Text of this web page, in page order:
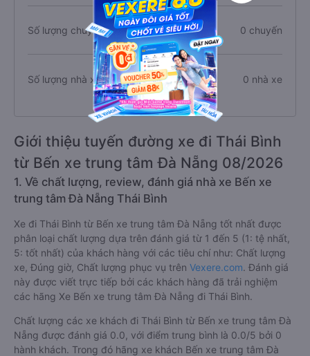
Số lượng chuyến xe 0 chuyến
Số lượng nhà xe 0 nhà xe
Giới thiệu tuyến đường xe đi Thái Bình
từ Bến xe trung tâm Đà Nẵng 08/2026
1. Về chất lượng, review, đánh giá nhà xe Bến xe
trung tâm Đà Nẵng Thái Bình
Xe đi Thái Bình từ Bến xe trung tâm Đà Nẵng tốt nhất được
phân loại chất lượng dựa trên đánh giá từ 1 đến 5 (1: tệ nhất,
5: tốt nhất) của khách hàng với các tiêu chí như: Chất lượng
xe, Đúng giờ, Chất lượng phục vụ trên Vexere.com. Đánh giá
này được viết trực tiếp bởi các khách hàng đã trải nghiệm
các hãng Xe Bến xe trung tâm Đà Nẵng đi Thái Bình.
Chất lượng các xe khách đi Thái Bình từ Bến xe trung tâm Đà
Nẵng được đánh giá 0.0, với điểm trung bình là 0.0/5 bởi 0
hành khách. Trong đó hãng xe khách Bến xe trung tâm Đà